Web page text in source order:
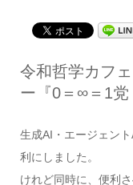
令和哲学カフェ
ー『0＝∞＝1
生成AI・エージェン
利にしました。
けれど同時に、便利